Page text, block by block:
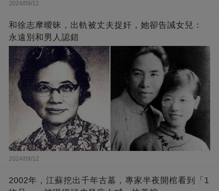
2024/09/12
和徐志摩曖昧，出軌被丈夫捉奸，她卻告誡女兒：
永遠別和男人認錯
2024/09/12
2002年，江蘇挖出千年古墓，專家半夜開棺看到「1